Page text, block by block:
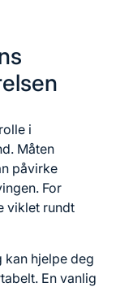
i
Måten
påvirke
For
viklet rundt
kan hjelpe deg
En vanlig